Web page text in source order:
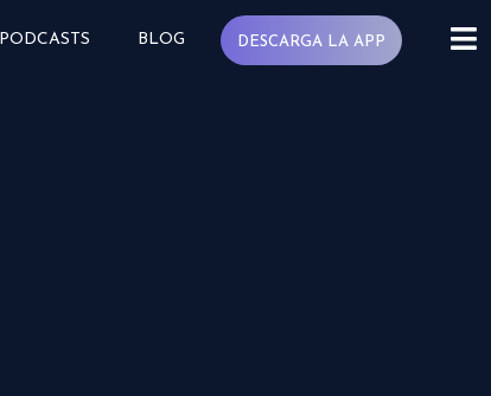
PODCASTS BLOG DESCARGA LA APP